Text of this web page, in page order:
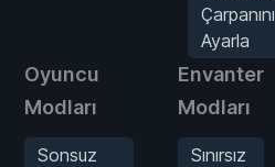
Çarpanını
Ayarla
Oyuncu
Modları
Sonsuz
Envanter
Modları
Sınırsız